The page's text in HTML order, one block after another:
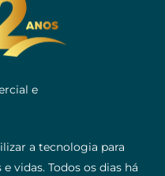
e
a tecnologia para
vidas. Todos os dias há